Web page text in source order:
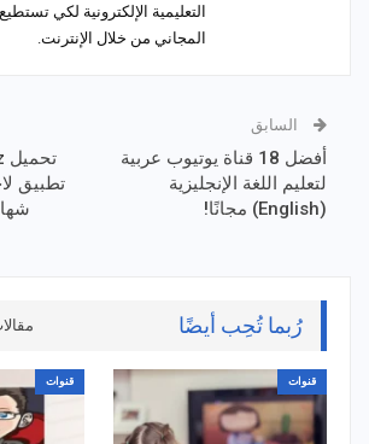
التعليمية الإلكترونية لكي
المجاني من خلال الإنترنت.
السابق
أفضل 18 قناة يوتيوب عربية
لتعليم اللغة الإنجليزية
(English) مجانًا!
تطبيق
رُبما تُحِب أيضًا
قنوات قنوات